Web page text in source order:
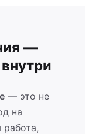
—
— это не
на